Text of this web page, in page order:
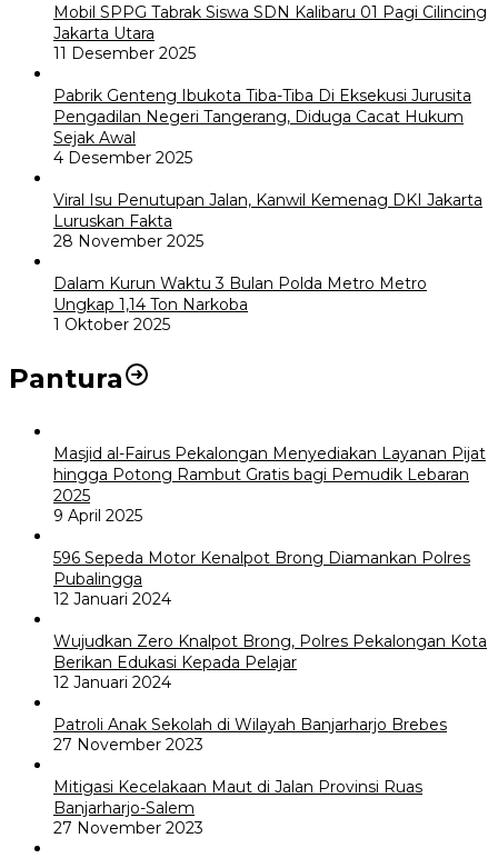
Mobil SPPG Tabrak Siswa SDN Kalibaru 01 Pagi Cilincing
Jakarta Utara
11 Desember 2025
Pabrik Genteng Ibukota Tiba-Tiba Di Eksekusi Jurusita
Pengadilan Negeri Tangerang, Diduga Cacat Hukum
Sejak Awal
4 Desember 2025
Viral Isu Penutupan Jalan, Kanwil Kemenag DKI Jakarta
Luruskan Fakta
28 November 2025
Dalam Kurun Waktu 3 Bulan Polda Metro Metro
Ungkap 1,14 Ton Narkoba
1 Oktober 2025
Pantura
Masjid al-Fairus Pekalongan Menyediakan Layanan Pijat
hingga Potong Rambut Gratis bagi Pemudik Lebaran
2025
9 April 2025
596 Sepeda Motor Kenalpot Brong Diamankan Polres
Pubalingga
12 Januari 2024
Wujudkan Zero Knalpot Brong, Polres Pekalongan Kota
Berikan Edukasi Kepada Pelajar
12 Januari 2024
Patroli Anak Sekolah di Wilayah Banjarharjo Brebes
27 November 2023
Mitigasi Kecelakaan Maut di Jalan Provinsi Ruas
Banjarharjo-Salem
27 November 2023